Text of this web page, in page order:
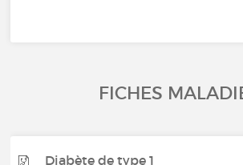
FICHES
Diabète de type 1